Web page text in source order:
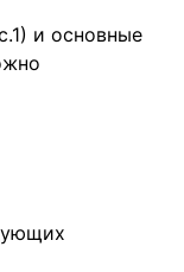
и основные